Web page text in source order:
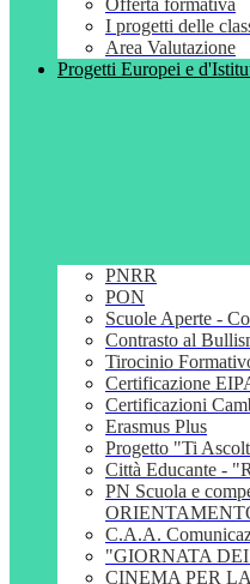
Offerta formativa
I progetti delle
Area Valutazione
Progetti Europei e
PNRR
PON
Scuole Aperte -
Contrasto al
Tirocinio
Certificazione
Certificazioni
Erasmus Plus
Progetto "Ti
Città Educante -
PN Scuola e
C.A.A.
"GIORNATA
CINEMA PER